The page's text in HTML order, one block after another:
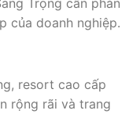
Trọng cần phản
của doanh nghiệp.
resort cao cấp
rộng rãi và trang